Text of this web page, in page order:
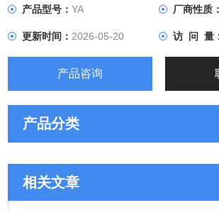
头、U形管、同心变径、三通等
产品型号：YA 厂商性质：
更新时间：2026-05-20 访 问 量
产品咨询
产品分类
相关文章